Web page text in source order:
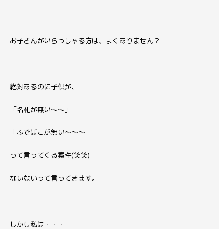
お子さんがいらっしゃる方は、 よくありません？
絶対あるのに子供が、
「名札が無い〜〜」
「ふでばこが無い〜〜〜」
って言ってくる案件(笑笑)
ないないって言ってきます。
しかし私は・・・